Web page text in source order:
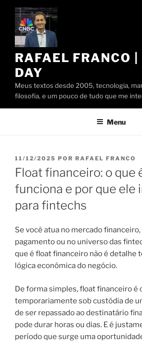
Pular
conteúdo
RAFAEL FRANCO |
DAY
Meus textos desde 2005, tecnologia,
filosofia, e um pouco de tudo que me
Menu
PUBLICADO
EM
11/12/2025 POR RAFAEL FRANCO
Float financeiro: o que
funciona e por que ele
para fintechs
Se você atua no mercado
pagamento ou no universo das
que é float financeiro não é detalhe
lógica econômica do negócio.
De forma simples, float financeiro é
temporariamente sob custódia de
de ser repassado ao destinatário
pode durar horas ou dias. E é
período que surge uma